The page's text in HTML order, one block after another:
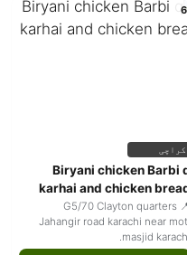
6
کراچی
Biryani chicken Barbi
karhai and chicken
📍 G5/70 Clayton quarters
Jahangir road karachi near
masjid